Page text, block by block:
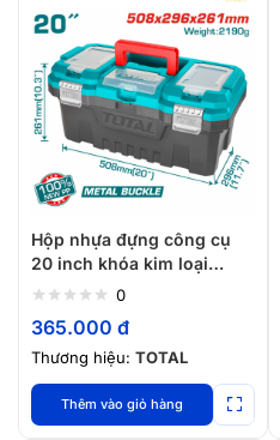
Hộp nhựa đựng công cụ
20 inch khóa kim loại
TOTAL TPBX0202
0
365.000 đ
Thương hiệu: TOTAL
Thêm vào giỏ hàng